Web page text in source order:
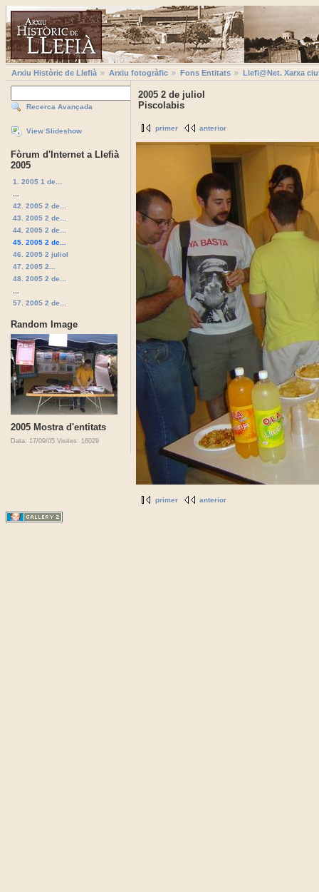
Arxiu Històric de Llefià Arxiu fotogràfic Fons Entitats Llefi@Net. Xarxa
Recerca Avançada
View Slideshow
Fòrum d'Internet a Llefià
2005
1. 2005 1 de...
42. 2005 2 de...
43. 2005 2 de...
44. 2005 2 de...
45. 2005 2 de...
46. 2005 2 juliol
47. 2005 2...
48. 2005 2 de...
57. 2005 2 de...
Random Image
2005 Mostra d'entitats
Data: 17/09/05 Visites: 16029
2005 2 de juliol
Piscolabis
primer anterior
primer anterior